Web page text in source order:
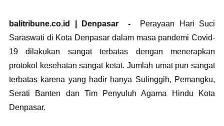
balitribune.co.id | Denpasar -
Perayaan Hari Suci
Saraswati di Kota Denpasar dalam masa pandemi Covid-
19 dilakukan sangat terbatas dengan menerapkan
protokol kesehatan sangat ketat. Jumlah umat pun sangat
terbatas karena yang hadir hanya Sulinggih, Pemangku,
Serati Banten dan Tim Penyuluh Agama Hindu Kota
Denpasar.